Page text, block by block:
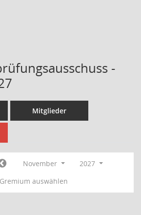
-
Mitglieder
November
2027
Gremium auswählen